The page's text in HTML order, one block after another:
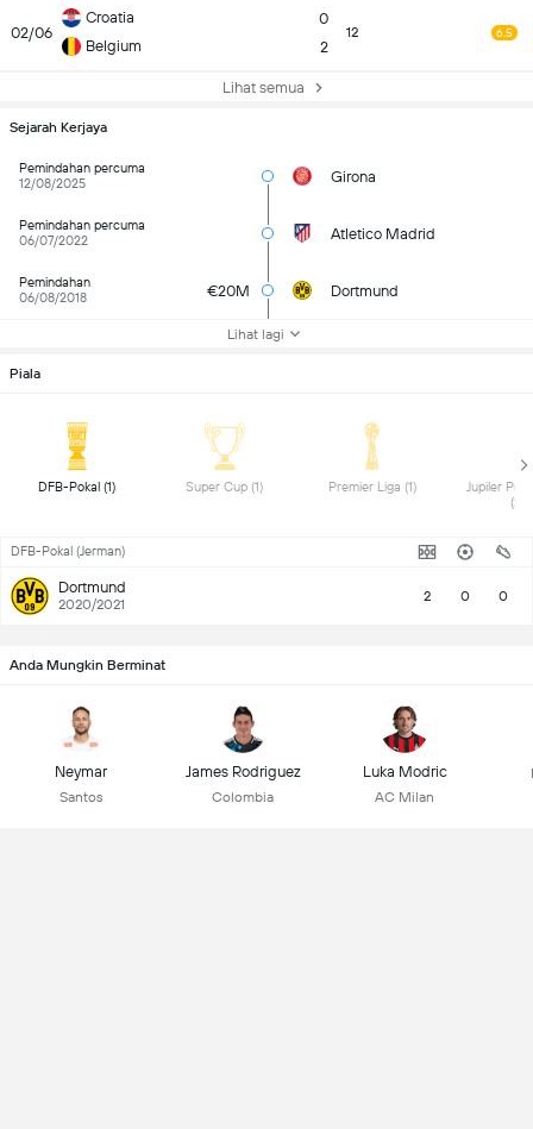
02/06
Croatia
Belgium
0
2
12 6.5
Lihat semua
Sejarah Kerjaya
Pemindahan percuma
12/08/2025
Girona
Pemindahan percuma
06/07/2022
Atletico Madrid
Pemindahan
06/08/2018
€20M Dortmund
Lihat lagi
Piala
Premier Liga (1)
Jupiler Pro
DFB-Pokal (Jerman)
Dortmund
2020/2021 2 0 0
Anda Mungkin Berminat
Neymar
Santos
James Rodriguez
Colombia
Luka Modric
AC Milan